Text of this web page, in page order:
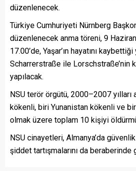
düzenlenecek.
Türkiye Cumhuriyeti Nürnberg
düzenlenecek anma töreni, 9
17.00’de, Yaşar’ın hayatını
Scharrerstraße ile Lorschstraße’nin
yapılacak.
NSU terör örgütü, 2000–2007 yılları
kökenli, biri Yunanistan kökenli ve
olmak üzere toplam 10 kişiyi
NSU cinayetleri, Almanya’da
şiddet tartışmalarını da beraberinde